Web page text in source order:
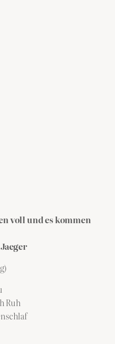
voll und es kommen
Ruh